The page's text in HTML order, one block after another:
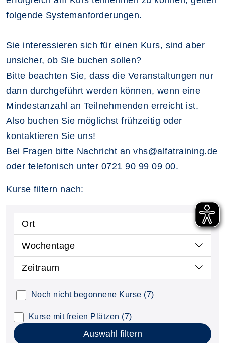
folgende Systemanforderungen.
Sie interessieren sich für einen Kurs, sind aber
unsicher, ob Sie buchen sollen?
Bitte beachten Sie, dass die Veranstaltungen nur
dann durchgeführt werden können, wenn eine
Mindestanzahl an Teilnehmenden erreicht ist.
Also buchen Sie möglichst frühzeitig oder
kontaktieren Sie uns!
Bei Fragen bitte Nachricht an vhs@alfatraining.de
oder telefonisch unter 0721 90 99 09 00.
Kurse filtern nach:
Ort
Wochentage
Zeitraum
Noch nicht begonnene Kurse (7)
Kurse mit freien Plätzen (7)
Auswahl filtern